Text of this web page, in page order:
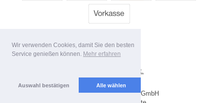
Wir verwenden Cookies, damit Sie den besten
Service genießen können. Mehr erfahren
Auswahl bestätigen Alle wählen
Alle Preise inkl. MwSt.
Lieferbedingungen
Copyright 2026 by Dartpoint GmbH